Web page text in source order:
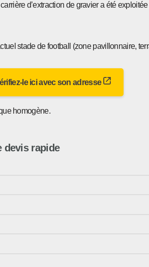
d’extraction de gravier a été
stade de football (zone pavillonnaire,
le ici avec son adresse
homogène.
devis rapide